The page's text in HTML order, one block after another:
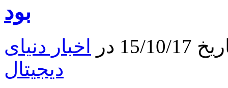
بود
در
اخبار دنیای
دیجیتال